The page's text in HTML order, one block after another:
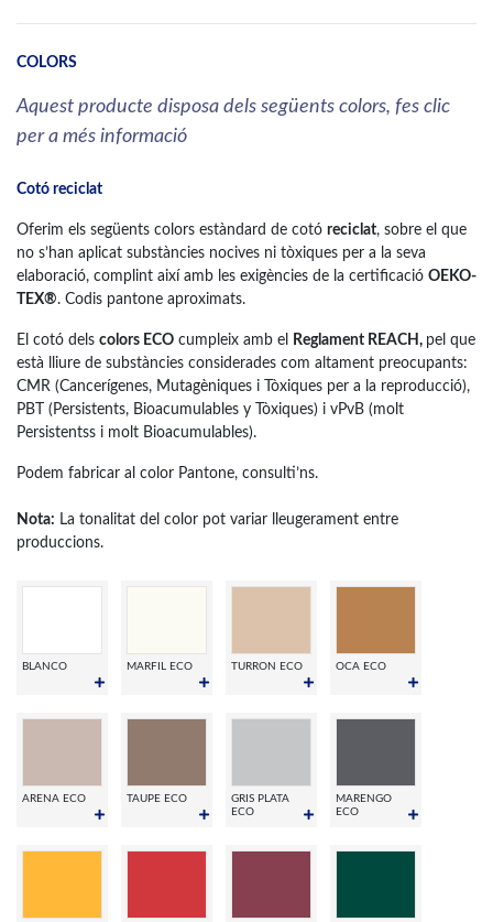
COLORS
Aquest producte disposa dels següents colors, fes clic
per a més informació
Cotó reciclat
Oferim els següents colors estàndard de cotó reciclat, sobre el que
no s’han aplicat substàncies nocives ni tòxiques per a la seva
elaboració, complint així amb les exigències de la certificació OEKO-
TEX®. Codis pantone aproximats.
El cotó dels colors ECO cumpleix amb el Reglament REACH, pel que
està lliure de substàncies considerades com altament preocupants:
CMR (Cancerígenes, Mutagèniques i Tòxiques per a la reproducció),
PBT (Persistents, Bioacumulables y Tòxiques) i vPvB (molt
Persistentss i molt Bioacumulables).
Podem fabricar al color Pantone, consulti’ns.
Nota: La tonalitat del color pot variar lleugerament entre
produccions.
BLANCO MARFIL ECO TURRON ECO OCA ECO
ARENA ECO TAUPE ECO
GRIS PLATA
ECO
MARENGO
ECO